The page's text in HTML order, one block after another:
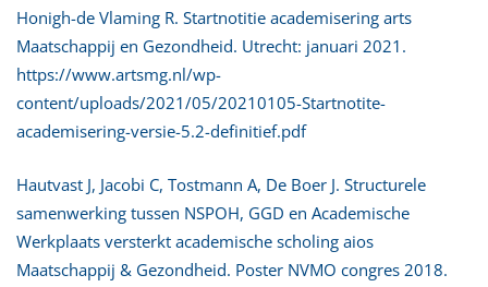
Honigh-de Vlaming R. Startnotitie academisering arts
Maatschappij en Gezondheid. Utrecht: januari 2021.
https://www.artsmg.nl/wp-
content/uploads/2021/05/20210105-Startnotite-
academisering-versie-5.2-definitief.pdf
Hautvast J, Jacobi C, Tostmann A, De Boer J. Structurele
samenwerking tussen NSPOH, GGD en Academische
Werkplaats versterkt academische scholing aios
Maatschappij & Gezondheid. Poster NVMO congres 2018.